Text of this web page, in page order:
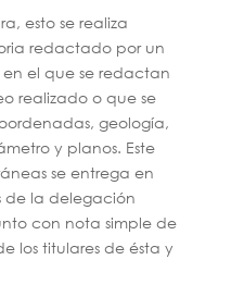
esto se realiza
redactado por un
el que se redactan
realizado o que se
geología,
y planos. Este
se entrega en
de la delegación
con nota simple de
los titulares de ésta y